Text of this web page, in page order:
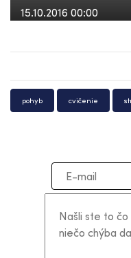
15.10.2016 00:00
pohyb cvičenie